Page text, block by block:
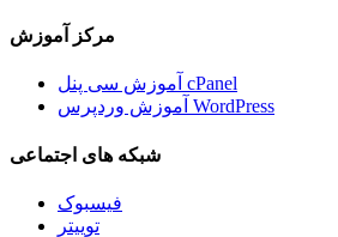
مرکز آموزش
آموزش سی پنل cPanel
آموزش وردپرس WordPress
شبکه های اجتماعی
فیسبوک
توییتر